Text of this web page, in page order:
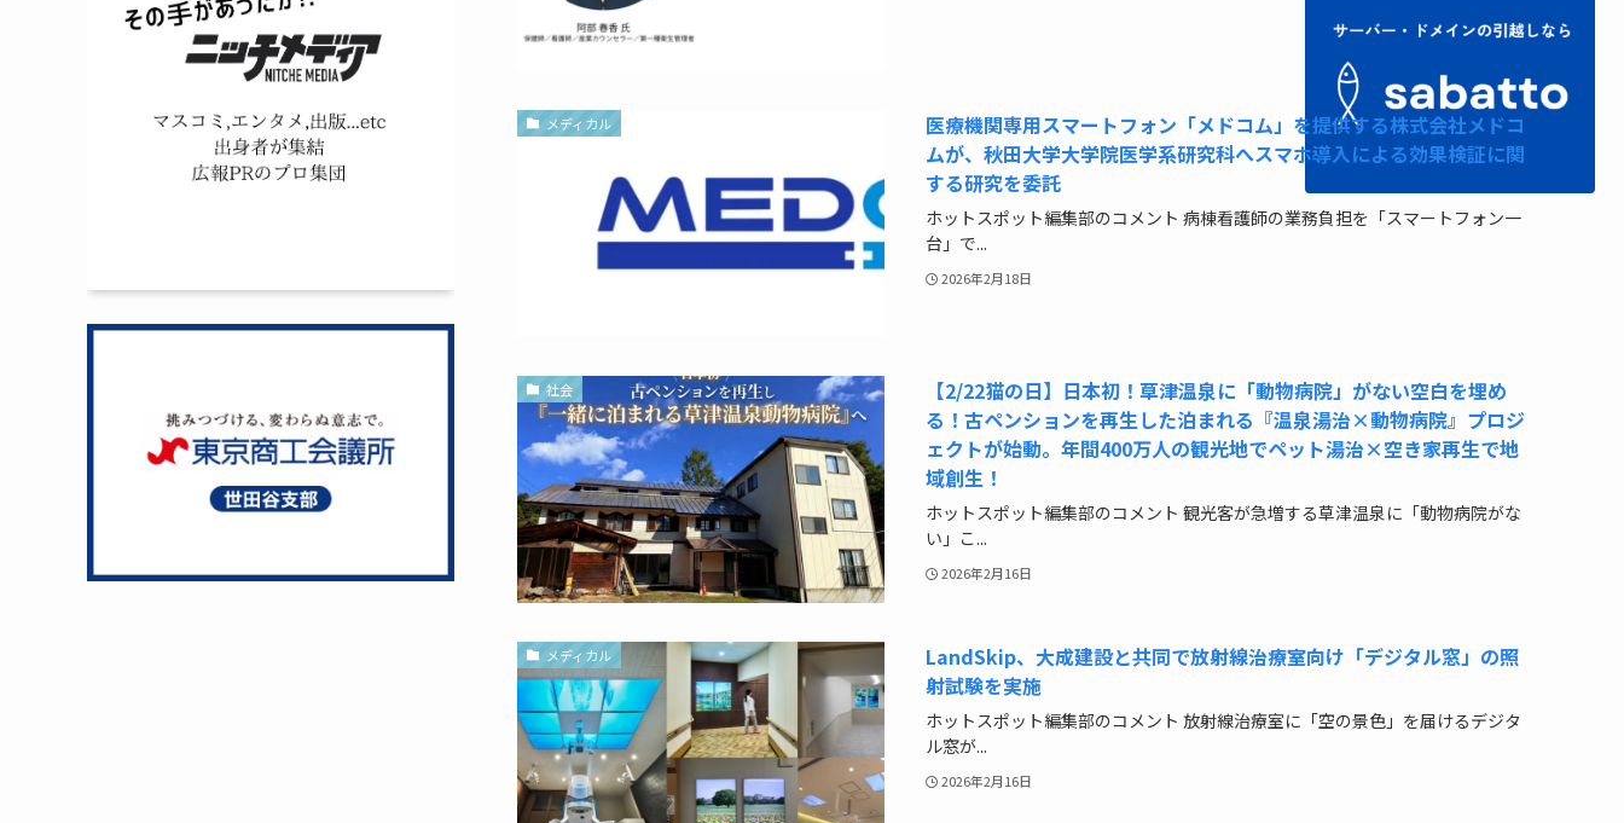
メディカル
医療機関専用スマートフォン「メドコム」を提供する株式会社メドコ
ムが、秋田大学大学院医学系研究科へスマホ導入による効果検証に関
する研究を委託
ホットスポット編集部のコメント 病棟看護師の業務負担を「スマートフォン一
台」で...
2026年2月18日
社会
【2/22猫の日】日本初！草津温泉に「動物病院」がない空白を埋め
る！古ペンションを再生した泊まれる『温泉湯治×動物病院』プロジ
ェクトが始動。年間400万人の観光地でペット湯治×空き家再生で地
域創生！
ホットスポット編集部のコメント 観光客が急増する草津温泉に「動物病院がな
い」こ...
2026年2月16日
メディカル
LandSkip、大成建設と共同で放射線治療室向け「デジタル窓」の照
射試験を実施
ホットスポット編集部のコメント 放射線治療室に「空の景色」を届けるデジタ
ル窓が...
2026年2月16日